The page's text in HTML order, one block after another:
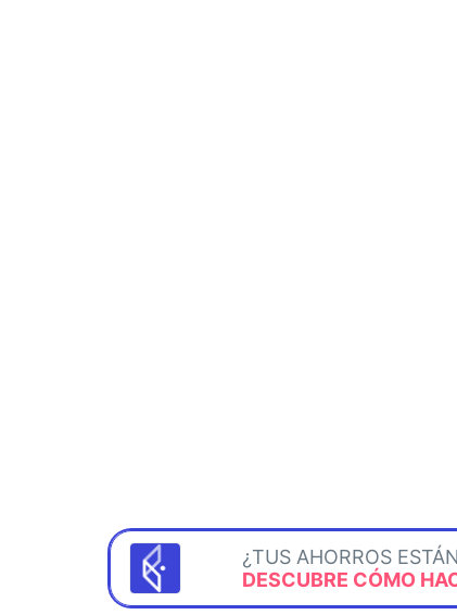
¿TUS AHORROS
DESCUBRE CÓMO